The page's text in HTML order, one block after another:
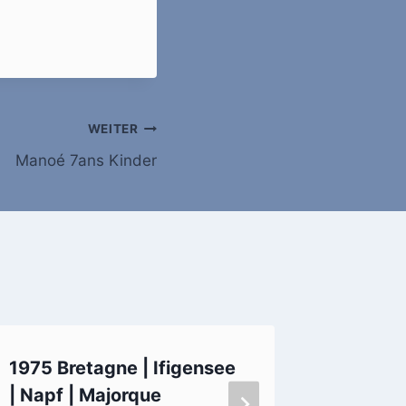
WEITER
Manoé 7ans Kinder
1975 Bretagne | Ifigensee
| Napf | Majorque